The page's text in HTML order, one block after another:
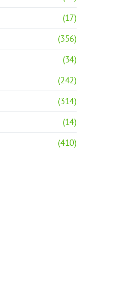
(17)
(356)
(34)
(242)
(314)
(14)
(410)